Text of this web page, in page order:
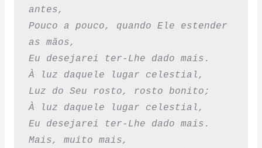
antes,
Pouco a pouco, quando Ele estender
as mãos,
Eu desejarei ter-Lhe dado mais.
À luz daquele lugar celestial,
Luz do Seu rosto, rosto bonito;
À luz daquele lugar celestial,
Eu desejarei ter-Lhe dado mais.
Mais, muito mais,